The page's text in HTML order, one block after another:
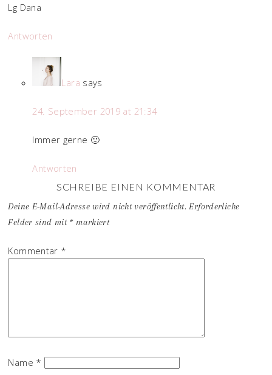
Lg Dana
Antworten
Lara says
24. September 2019 at 21:34
Immer gerne 🙂
Antworten
SCHREIBE EINEN KOMMENTAR
Deine E-Mail-Adresse wird nicht veröffentlicht. Erforderliche
Felder sind mit *markiert
Kommentar *
Name *